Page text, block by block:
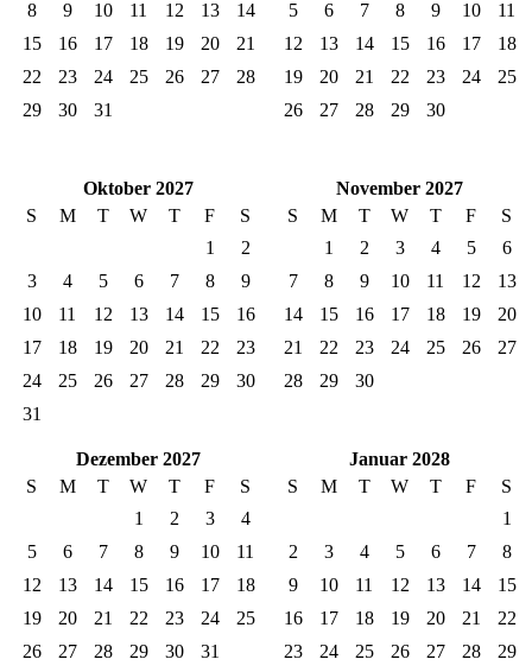
8
9 10 11 12 13
14
15
16 17 18 19 20
21
22
23 24 25 26 27
28
29
30 31
5
6 7 8 9 10
11
12
13 14 15 16 17
18
19
20 21 22 23 24
25
26
27 28 29 30
Oktober 2027
S
M T W T F
S
1
2
3
4 5 6 7 8
9
10
11 12 13 14 15
16
17
18 19 20 21 22
23
24
25 26 27 28 29
30
31
November 2027
S
M T W T F
S
1
2 3 4 5
6
7
8 9 10 11 12
13
14
15 16 17 18 19
20
21
22 23 24 25 26
27
28
29 30
Dezember 2027
S
M T W T F
S
1
2 3
4
5
6 7 8 9 10
11
12
13 14 15 16 17
18
19
20 21 22 23 24
25
26
27 28 29 30 31
Januar 2028
S
M T W T F
S
1
2
3 4 5 6 7
8
9
10 11 12 13 14
15
16
17 18 19 20 21
22
23
24 25 26 27 28
29